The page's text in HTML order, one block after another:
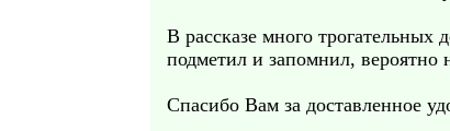
В рассказе много трогательных
подметил и запомнил, вероятно
Спасибо Вам за доставленное